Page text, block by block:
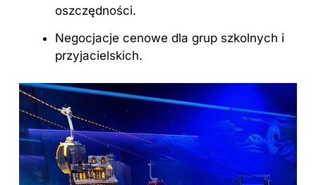
oszczędności.
Negocjacje cenowe dla grup szkolnych i
przyjacielskich.